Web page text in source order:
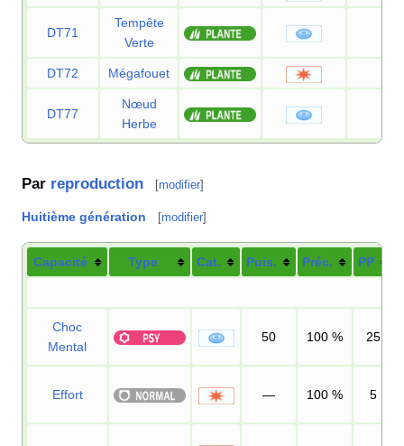
DT71
Tempête
Verte
DT72 Mégafouet
DT77
Nœud
Herbe
Par reproduction [modifier]
Huitième génération [modifier]
Capacité Type Cat. Puis. Préc. PP
Choc
Mental
50 100 % 25
Effort — 100 % 5